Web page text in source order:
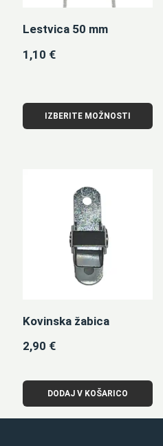
Lestvica 50 mm
1,10 €
IZBERITE MOŽNOSTI
Kovinska žabica
2,90 €
DODAJ V KOŠARICO